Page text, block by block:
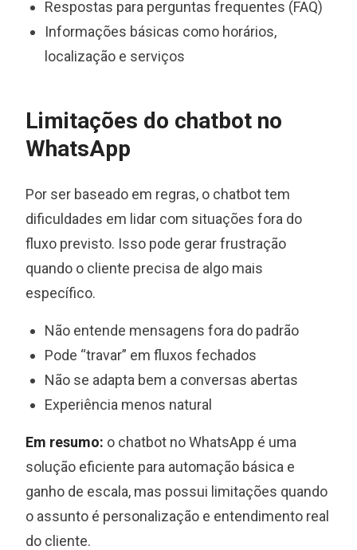
Respostas para perguntas frequentes (FAQ)
Informações básicas como horários,
localização e serviços
Limitações do chatbot no
WhatsApp
Por ser baseado em regras, o chatbot tem
dificuldades em lidar com situações fora do
fluxo previsto. Isso pode gerar frustração
quando o cliente precisa de algo mais
específico.
Não entende mensagens fora do padrão
Pode “travar” em fluxos fechados
Não se adapta bem a conversas abertas
Experiência menos natural
Em resumo: o chatbot no WhatsApp é uma
solução eficiente para automação básica e
ganho de escala, mas possui limitações quando
o assunto é personalização e entendimento real
do cliente.